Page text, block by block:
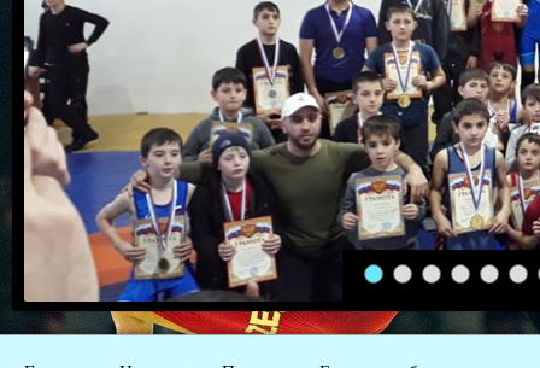
1 2 3 4 5 6